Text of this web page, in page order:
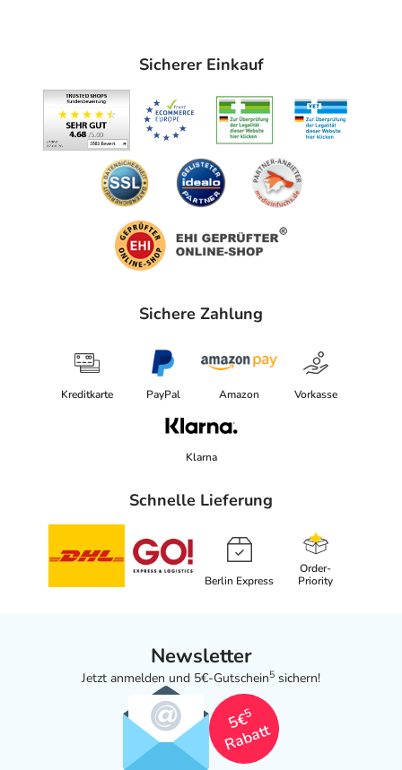
Sicherer Einkauf
Sichere Zahlung
Kreditkarte PayPal Amazon Vorkasse
Klarna
Schnelle Lieferung
Berlin Express
Order-
Priority
Newsletter
Jetzt anmelden und 5€-Gutschein5 sichern!
5€
5
Rabatt